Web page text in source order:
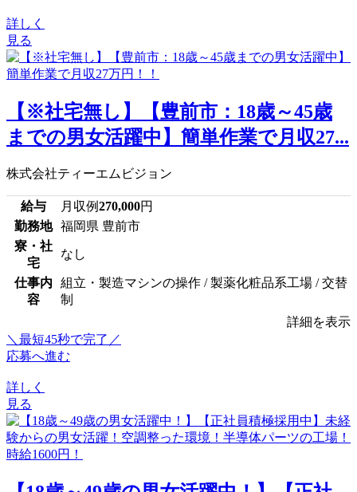
詳しく
見る
【※社宅無し】【豊前市：18歳～45歳
までの男女活躍中】簡単作業で月収27...
株式会社ティーエムビジョン
給与 月収例270,000円
勤務地
福岡県 豊前市
寮・社
宅
なし
仕事内
容
組立・製造マシンの操作 / 製薬化粧品系工場 / 交替
制
詳細を表示
＼最短45秒で完了／
応募へ進む
詳しく
見る